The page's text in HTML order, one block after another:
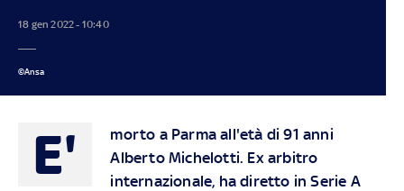
18 gen 2022 - 10:40
©Ansa
E'
morto a Parma all'età di 91 anni
Alberto Michelotti. Ex arbitro
internazionale, ha diretto in Serie A